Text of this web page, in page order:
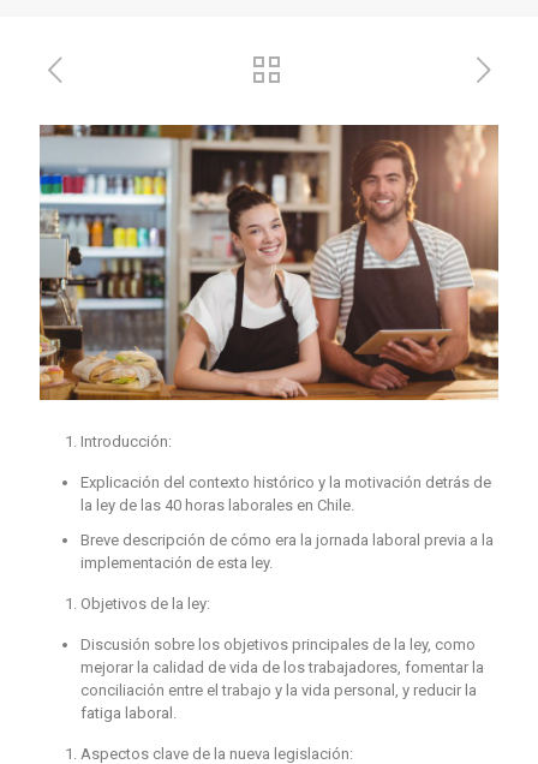
Introducción:
Explicación del contexto histórico y la motivación detrás de
la ley de las 40 horas laborales en Chile.
Breve descripción de cómo era la jornada laboral previa a la
implementación de esta ley.
Objetivos de la ley:
Discusión sobre los objetivos principales de la ley, como
mejorar la calidad de vida de los trabajadores, fomentar la
conciliación entre el trabajo y la vida personal, y reducir la
fatiga laboral.
Aspectos clave de la nueva legislación: